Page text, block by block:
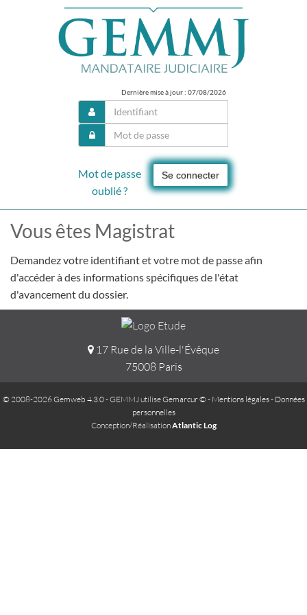
Dernière mise à jour : 07/08/2026
Se connecter
Mot de passe
oublié ?
Vous êtes Magistrat
Demandez votre identifiant et votre mot de passe afin
d'accéder à des informations spécifiques de l'état
d'avancement du dossier.
17 Rue de la Ville-l'Évêque
75008 Paris
© 2008-2026 Gemweb 4.3.0- GEMMJ utiliseGemarcur © - Mentions légales- Données
personnelles
Conception/RéalisationAtlantic Log